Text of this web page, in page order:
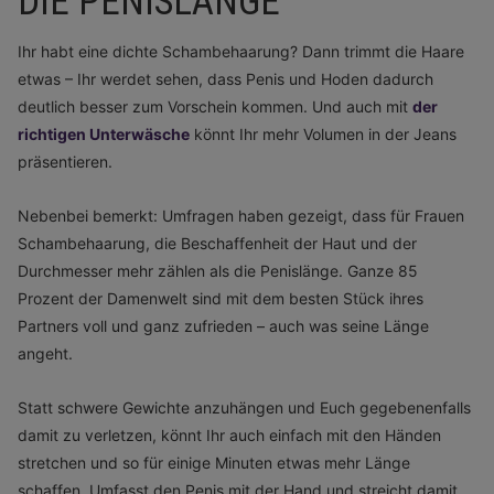
Ihr habt eine dichte Schambehaarung? Dann trimmt die Haare
etwas – Ihr werdet sehen, dass Penis und Hoden dadurch
deutlich besser zum Vorschein kommen. Und auch mit der
richtigen Unterwäsche könnt Ihr mehr Volumen in der Jeans
präsentieren.
Nebenbei bemerkt: Umfragen haben gezeigt, dass für Frauen
Schambehaarung, die Beschaffenheit der Haut und der
Durchmesser mehr zählen als die Penislänge. Ganze 85
Prozent der Damenwelt sind mit dem besten Stück ihres
Partners voll und ganz zufrieden – auch was seine Länge
angeht.
Statt schwere Gewichte anzuhängen und Euch gegebenenfalls
damit zu verletzen, könnt Ihr auch einfach mit den Händen
stretchen und so für einige Minuten etwas mehr Länge
schaffen. Umfasst den Penis mit der Hand und streicht damit